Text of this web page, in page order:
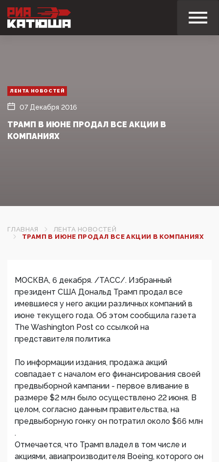
ЛЕНТА НОВОСТЕЙ
07 Декабря 2016
ТРАМП В ИЮНЕ ПРОДАЛ ВСЕ АКЦИИ В
КОМПАНИЯХ
ГЛАВНАЯ
ЛЕНТА НОВОСТЕЙ
ТРАМП В ИЮНЕ ПРОДАЛ ВСЕ АКЦИИ В КОМПАНИЯХ
МОСКВА, 6 декабря. /ТАСС/. Избранный
президент США Дональд Трамп продал все
имевшиеся у него акции различных компаний в
июне текущего года. Об этом сообщила газета
The Washington Post со ссылкой на
представителя политика
По информации издания, продажа акций
совпадает с началом его финансирования своей
предвыборной кампании - первое вливание в
размере $2 млн было осуществлено 22 июня. В
целом, согласно данным правительства, на
предвыборную гонку он потратил около $66 млн
.
Отмечается, что Трамп владел в том числе и
акциями, авиапроизводителя Boeing, которого он